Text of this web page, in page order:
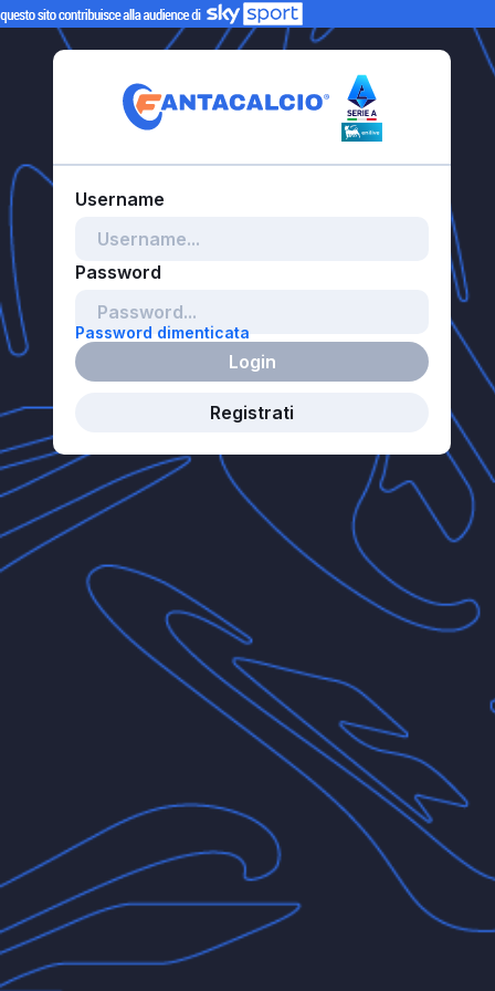
Password dimenticata
Login
Registrati